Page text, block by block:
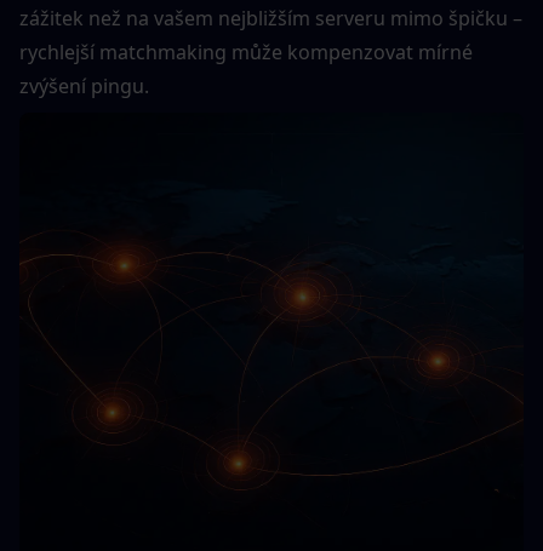
zážitek než na vašem nejbližším serveru mimo špičku –
rychlejší matchmaking může kompenzovat mírné
zvýšení pingu.